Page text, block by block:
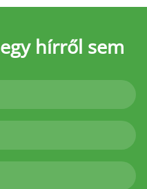
egy hírről sem